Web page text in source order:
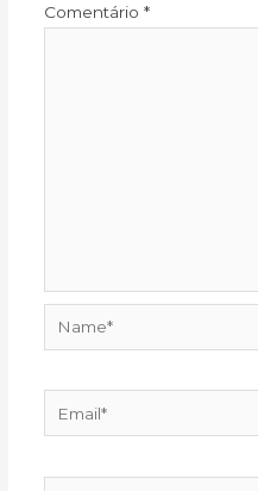
Comentário *